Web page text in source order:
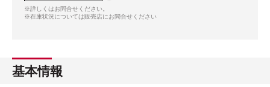
※詳しくはお問合せください。
※在庫状況については販売店にお問合せください
基本情報